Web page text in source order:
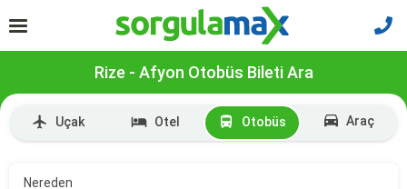
Rize - Afyon Otobüs Bileti Ara
Uçak Otel Otobüs Araç
Nereden